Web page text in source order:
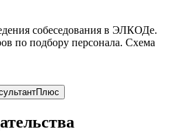
собеседования в ЭЛКОДе.
по подбору персонала. Схема